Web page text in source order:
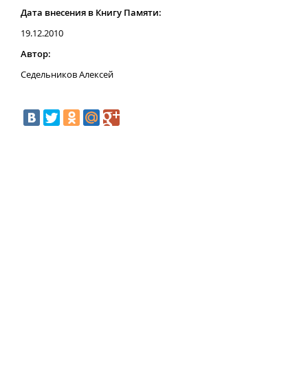
Дата внесения в Книгу Памяти:
19.12.2010
Автор:
Седельников Алексей